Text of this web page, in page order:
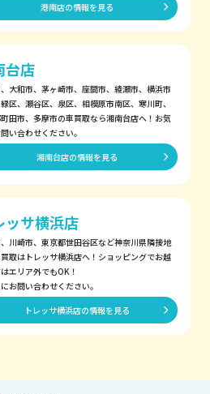
港南店の情報を見る
台店
大和市、茅ヶ崎市、座間市、綾瀬市、横浜市
区、瀬谷区、泉区、相模原市南区、寒川町、
田市、多摩市の車買取なら湘南台店へ！お気
い合わせください。
湘南台店の情報を見る
ッサ横浜店
川崎市、東京都世田谷区など神奈川県隣接地
取はトレッサ横浜店へ！ショッピングでお越
エリア外でもOK！
お問い合わせください。
トレッサ横浜店の情報を見る